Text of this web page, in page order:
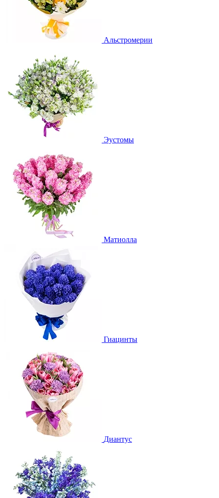
Альстромерии
Эустомы
Матиолла
Гиацинты
Диантус